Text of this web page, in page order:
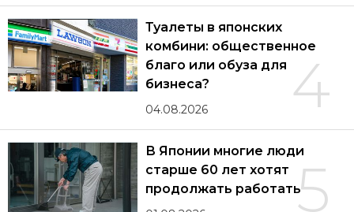
4
Туалеты в японских
комбини: общественное
благо или обуза для
бизнеса?
04.08.2026
5
В Японии многие люди
старше 60 лет хотят
продолжать работать